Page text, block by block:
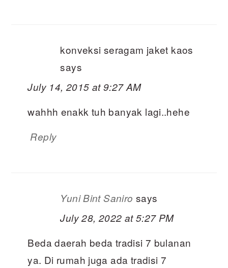
konveksi seragam jaket kaos
says
July 14, 2015 at 9:27 AM
wahhh enakk tuh banyak lagi..hehe
Reply
Yuni Bint Saniro says
July 28, 2022 at 5:27 PM
Beda daerah beda tradisi 7 bulanan
ya. Di rumah juga ada tradisi 7